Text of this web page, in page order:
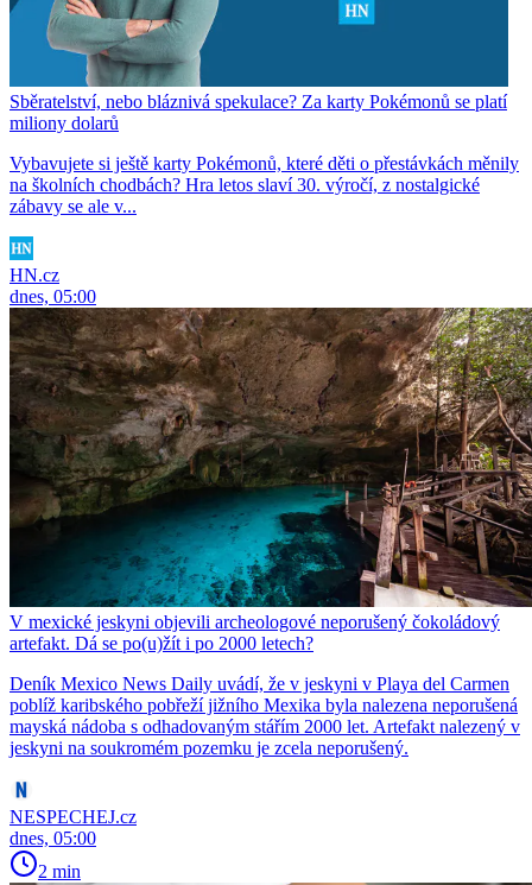
Sběratelství, nebo bláznivá spekulace? Za karty Pokémonů se platí
miliony dolarů
Vybavujete si ještě karty Pokémonů, které děti o přestávkách měnily
na školních chodbách? Hra letos slaví 30. výročí, z nostalgické
zábavy se ale v...
HN.cz
dnes, 05:00
V mexické jeskyni objevili archeologové neporušený čokoládový
artefakt. Dá se po(u)žít i po 2000 letech?
Deník Mexico News Daily uvádí, že v jeskyni v Playa del Carmen
poblíž karibského pobřeží jižního Mexika byla nalezena neporušená
mayská nádoba s odhadovaným stářím 2000 let. Artefakt nalezený v
jeskyni na soukromém pozemku je zcela neporušený.
NESPECHEJ.cz
dnes, 05:00
2 min